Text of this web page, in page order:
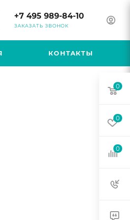
+7 495 989-84-10
ЗАКАЗАТЬ ЗВОНОК
КОНТАКТЫ
0
0
0